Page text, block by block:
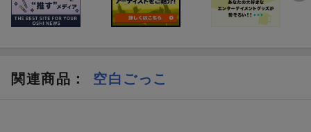
関連商品 ： 空白ごっこ